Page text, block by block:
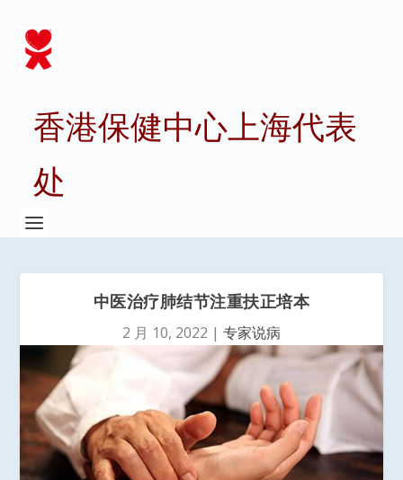
香港保健中心上海代表
处
中医治疗肺结节注重扶正培本
2 月 10, 2022 | 专家说病